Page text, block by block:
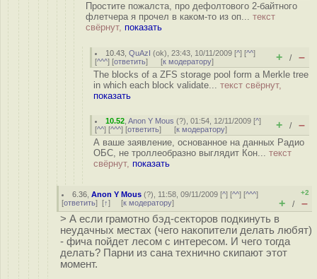
Простите пожалста, про дефолтового 2-байтного
флетчера я прочел в каком-то из оп... текст
свёрнут, показать
10.43 ,QuAzI (ok), 23:43, 10/11/2009 [^] [^^]
[^^^] [ответить] [к модератору] + / –
The blocks of a ZFS storage pool form a Merkle tree
in which each block validate... текст свёрнут,
показать
10.52 ,Anon Y Mous (?), 01:54, 12/11/2009 [^]
[^^] [^^^] [ответить] [к модератору] + / –
А ваше заявление, основанное на данных Радио
ОБС, не троллеобразно выглядит Кон... текст
свёрнут, показать
6.36 ,Anon Y Mous (?), 11:58, 09/11/2009 [^] [^^] [^^^]
[ответить] [↑] [к модератору]
+2
+ / –
> А если грамотно бэд-секторов подкинуть в
неудачных местах (чего накопители делать любят)
- фича пойдет лесом с интересом. И чего тогда
делать? Парни из сана технично скипают этот
момент.